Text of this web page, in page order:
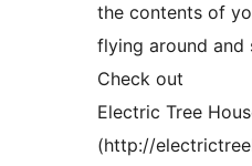
the contents of
flying around and
Check out
Electric Tree
(http://